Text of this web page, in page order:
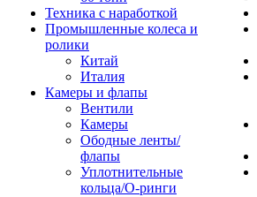
Техника с наработкой
Промышленные колеса и
ролики
Китай
Италия
Камеры и флапы
Вентили
Камеры
Ободные ленты/
флапы
Уплотнительные
кольца/О-ринги